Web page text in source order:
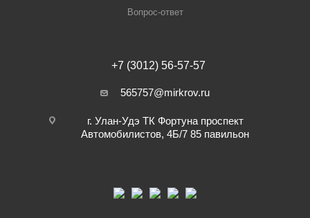
Вопрос-ответ
+7 (3012) 56-57-57
565757@mirkrov.ru
г. Улан-Удэ ​ТК Фортуна​ проспект
Автомобилистов, 4Б/7 ​85 павильон